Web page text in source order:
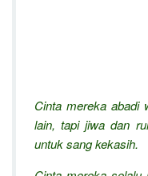
Cinta mereka abadi
lain, tapi jiwa dan
untuk sang kekasih.